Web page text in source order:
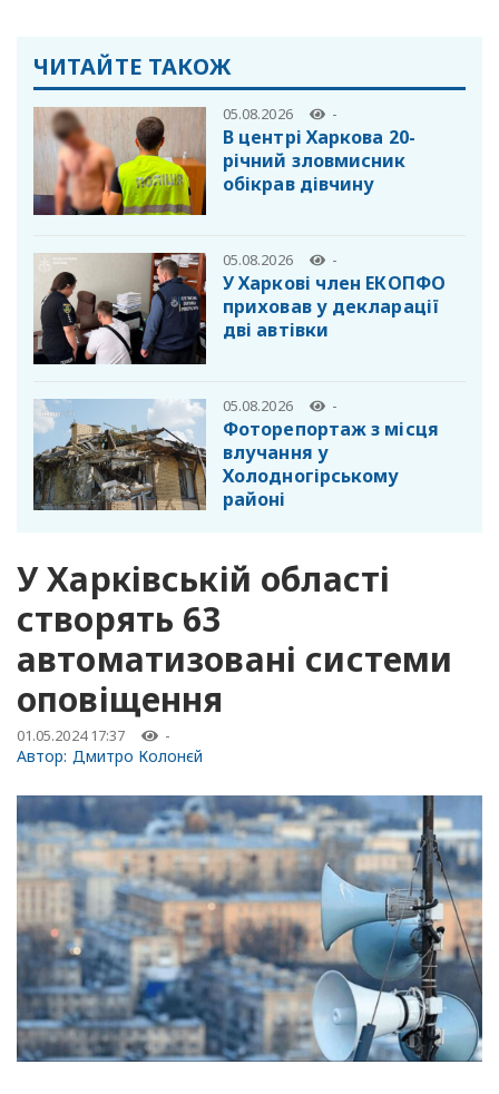
ЧИТАЙТЕ ТАКОЖ
05.08.2026 -
В центрі Харкова 20-
річний зловмисник
обікрав дівчину
05.08.2026 -
У Харкові член ЕКОПФО
приховав у декларації
дві автівки
05.08.2026 -
Фоторепортаж з місця
влучання у
Холодногірському
районі
У Харківській області
створять 63
автоматизовані системи
оповіщення
01.05.2024 17:37 -
Автор: Дмитро Колонєй